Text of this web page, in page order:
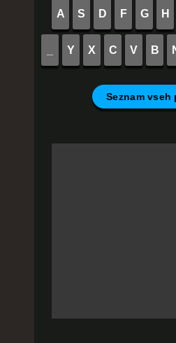
A S D F G H
Y X C V B
Seznam vseh